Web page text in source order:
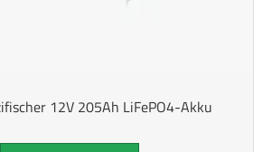
12V 205Ah LiFePO4-Akku